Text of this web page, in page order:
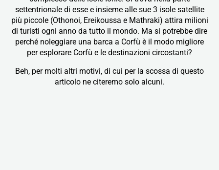
settentrionale di esse e insieme alle sue 3 isole satellite
più piccole (Othonoi, Ereikoussa e Mathraki) attira milioni
di turisti ogni anno da tutto il mondo. Ma si potrebbe dire
perché noleggiare una barca a Corfù è il modo migliore
per esplorare Corfù e le destinazioni circostanti?
Beh, per molti altri motivi, di cui per la scossa di questo
articolo ne citeremo solo alcuni.